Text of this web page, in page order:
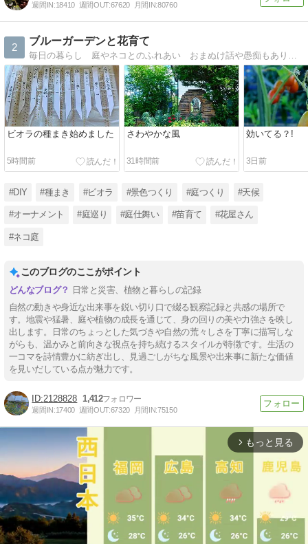
週間IN:18410 週間OUT:67620 月間IN:80760
2
ブルーガーデンと花育て
毎日の暮らし 庭やネコとのふれあい おまぬけ話や愚痴もあり 訪問して下さる方も井戸端会議に参加するようにお気軽にコメント下さるとうれしいです。
ビオラの種まき始めました
5時間前
さわやかな風
31時間前
効いてる？!
3日前
#DIY #種まき #ビオラ #景色つくり #庭つくり #天候
#オーナメント #庭巡り #庭仕舞い #苗育て #花屋さん
#ネコ庭
このブログのここがポイント
日常と災害、植物と暮らしの記録
自然の動きや身近な出来事を鋭い切り口で綴る観察記録と共感の場所で
す。地震や猛暑、庭や植物の成長を通じて、身の回りの美や力強さを映し
出します。日常のちょっとした気づきや自然の荒々しさを丁寧に描写しな
がらも、温かみと前向きな視点を持ち続けるスタイルが特徴です。生活の
一コマを詩情豊かに紡ぎ出し、見過ごしがちな風景や出来事に新たな価値
を見いだしている点が魅力です。
2128828 1,412
週間IN:17400 週間OUT:67320 月間IN:75150
arrow_forward_ios もっと見る